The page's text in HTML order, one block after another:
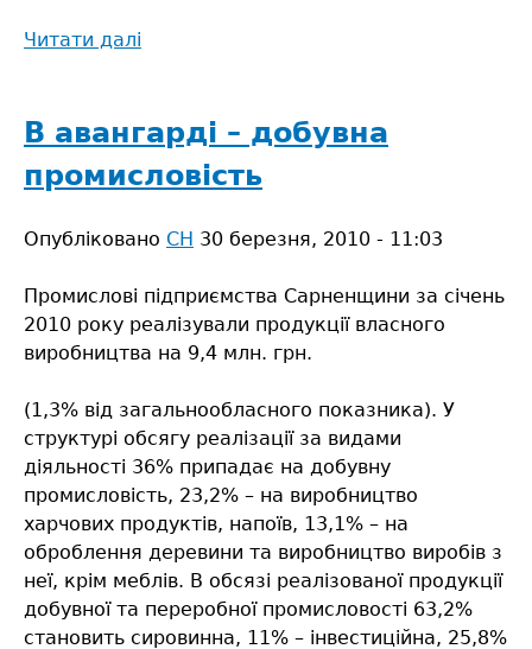
Читати далі
становище
Сарненського
району
січень–
2010
року
В авангарді – добувна
промисловість
Опубліковано СН 30 березня, 2010 - 11:03
Промислові підприємства Сарненщини за січень
2010 року реалізували продукції власного
виробництва на 9,4 млн. грн.
(1,3% від загальнообласного показника). У
структурі обсягу реалізації за видами
діяльності 36% припадає на добувну
промисловість, 23,2% – на виробництво
харчових продуктів, напоїв, 13,1% – на
оброблення деревини та виробництво виробів з
неї, крім меблів. В обсязі реалізованої продукції
добувної та переробної промисловості 63,2%
становить сировинна, 11% – інвестиційна, 25,8%